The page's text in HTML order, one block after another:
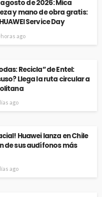
agosto de 2026: Mica
y mano de obra gratis:
Service Day
horas ago
Recicla” de Entel:
Llega la ruta circular a
ago
Huawei lanza en Chile
de sus audífonos más
ago